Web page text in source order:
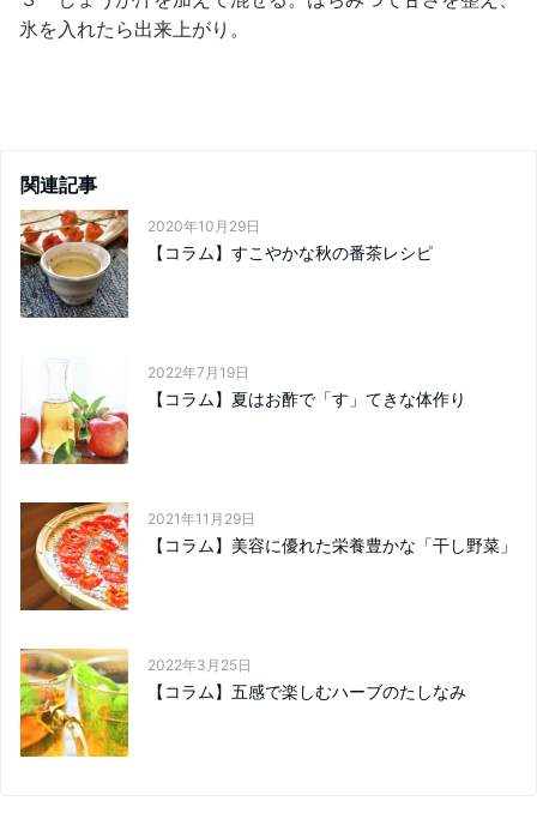
氷を入れたら出来上がり。
関連記事
2020年10月29日
【コラム】すこやかな秋の番茶レシピ
2022年7月19日
【コラム】夏はお酢で「す」てきな体作り
2021年11月29日
【コラム】美容に優れた栄養豊かな「干し野菜」
2022年3月25日
【コラム】五感で楽しむハーブのたしなみ